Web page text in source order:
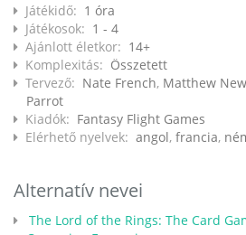
Játékidő: 1 óra
Játékosok: 1 - 4
Ajánlott életkor: 14+
Komplexitás: Összetett
Tervező: Nate French, Matthew
Parrot
Kiadók: Fantasy Flight Games
Elérhető nyelvek: angol, francia,
Alternatív nevei
The Lord of the Rings: The Card